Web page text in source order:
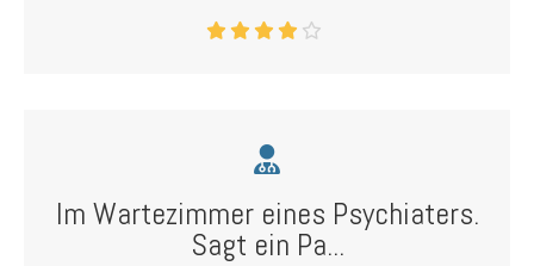
Im Wartezimmer eines Psychiaters.
Sagt ein Pa...